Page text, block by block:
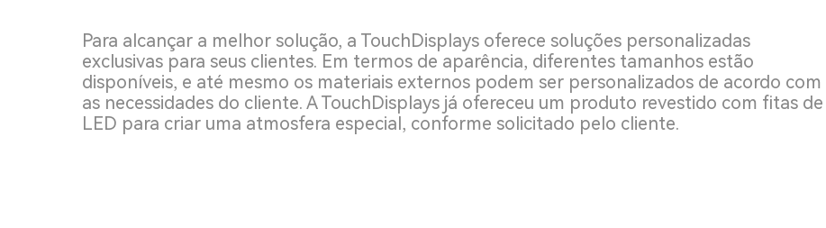
Para alcançar a melhor solução, a TouchDisplays oferece soluções personalizadas
exclusivas para seus clientes. Em termos de aparência, diferentes tamanhos estão
disponíveis, e até mesmo os materiais externos podem ser personalizados de acordo com
as necessidades do cliente. A TouchDisplays já ofereceu um produto revestido com fitas de
LED para criar uma atmosfera especial, conforme solicitado pelo cliente.